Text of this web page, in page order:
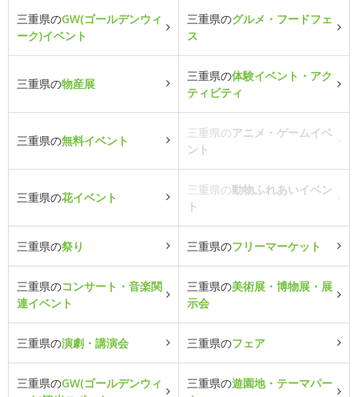
三重県のGW(ゴールデンウィ
ーク)イベント
三重県のグルメ・フードフェ
ス
三重県の物産展
三重県の体験イベント・アク
ティビティ
三重県の無料イベント
三重県のアニメ・ゲームイベ
ント
三重県の花イベント
三重県の動物ふれあいイベン
ト
三重県の祭り 三重県のフリーマーケット
三重県のコンサート・音楽関
連イベント
三重県の美術展・博物展・展
示会
三重県の演劇・講演会 三重県のフェア
三重県のGW(ゴールデンウィ
三重県の遊園地・テーマパー